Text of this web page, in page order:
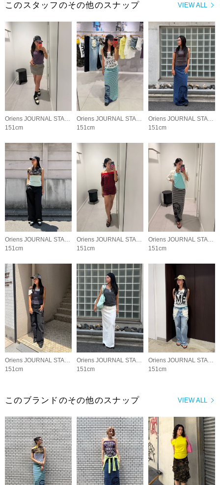
VIEW ALL
このスタッフのその他のスナップ
151cm
Oriens JOURNAL STANDARD LADYS
151cm
Oriens JOURNAL STANDARD LADYS
151cm
151cm
Oriens JOURNAL STANDARD LADYS
151cm
Oriens JOURNAL STANDARD LADYS
151cm
Oriens JOURNAL STANDARD LADYS
151cm
Oriens JOURNAL STANDARD LADYS
151cm
Oriens JOURNAL STANDARD LADYS
151cm
VIEW ALL
このブランドのその他のスナップ